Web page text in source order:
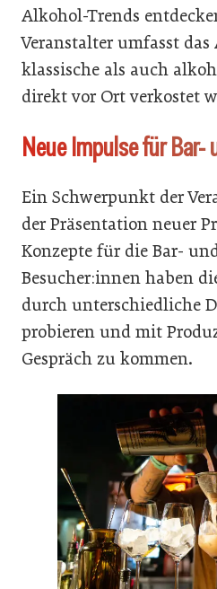
Alkohol-Trends
Veranstalter umfasst
klassische als auch
direkt vor Ort verkostet
Neue Impulse für
Ein Schwerpunkt der
der Präsentation neuer
Konzepte für die Bar-
Besucher:innen haben
durch unterschiedliche
probieren und mit
Gespräch zu kommen.